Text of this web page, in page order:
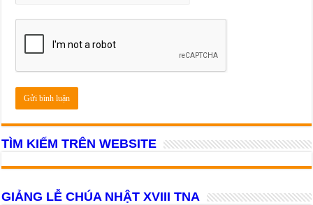
TÌM KIẾM TRÊN WEBSITE
GIẢNG LỄ CHÚA NHẬT XVIII TNA